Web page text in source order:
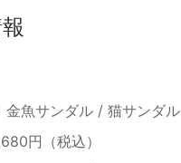
金魚サンダル / 猫サンダル
円（税込）